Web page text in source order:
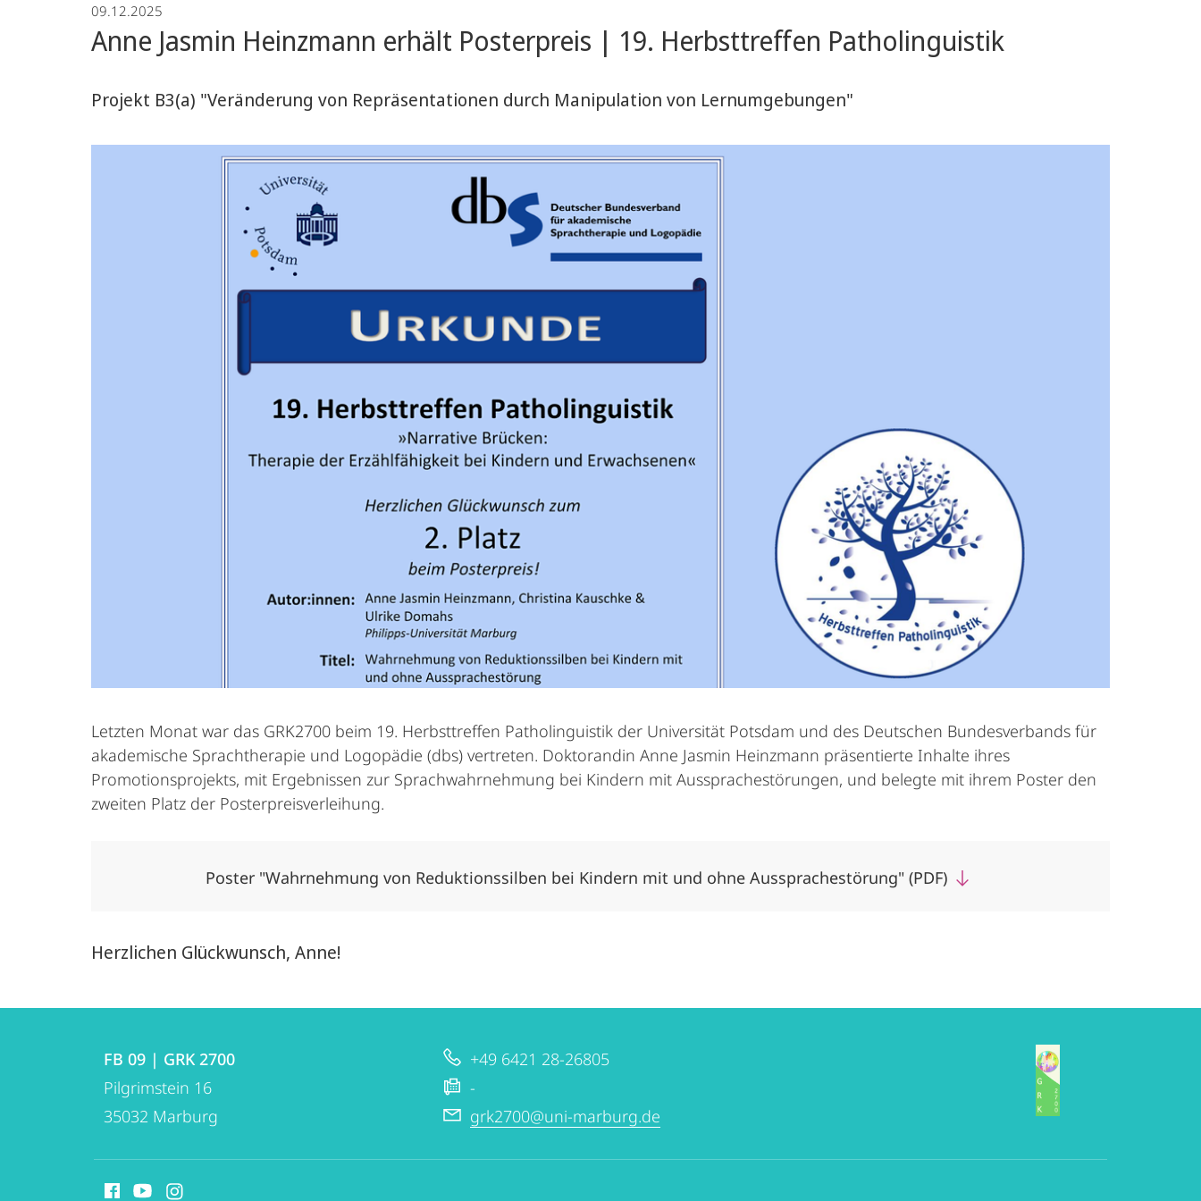
09.12.2025
Anne Jasmin Heinzmann erhält Posterpreis | 19. Herbsttreffen Patholinguistik
Projekt B3(a) "Veränderung von Repräsentationen durch Manipulation von Lernumgebungen"
Letzten Monat war das GRK2700 beim 19. Herbsttreffen Patholinguistik der Universität Potsdam und des Deutschen Bundesverbands für
akademische Sprachtherapie und Logopädie (dbs) vertreten. Doktorandin Anne Jasmin Heinzmann präsentierte Inhalte ihres
Promotionsprojekts, mit Ergebnissen zur Sprachwahrnehmung bei Kindern mit Aussprachestörungen, und belegte mit ihrem Poster den
zweiten Platz der Posterpreisverleihung.
Poster "Wahrnehmung von Reduktionssilben bei Kindern mit und ohne Aussprachestörung" (PDF)
Herzlichen Glückwunsch, Anne!
Informationen
Kontaktinformationen
FB
09
GRK
2700
FB 09 | GRK 2700
Pilgrimstein 16
35032 Marburg
+49 6421 28-26805
-
grk2700@uni-marburg.de